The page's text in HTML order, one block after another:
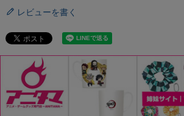
レビューを書く